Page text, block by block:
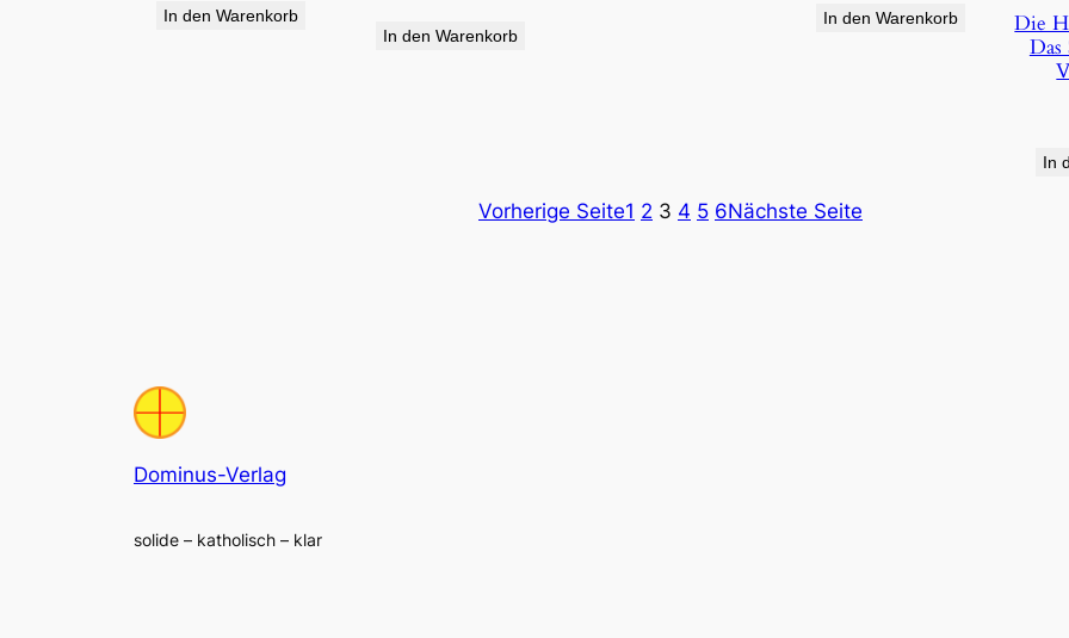
In den Warenkorb
In den Warenkorb
In den Warenkorb
Die
Das
In
Vorherige Seite1 2 3 4 5 6Nächste Seite
Dominus-Verlag
solide – katholisch – klar